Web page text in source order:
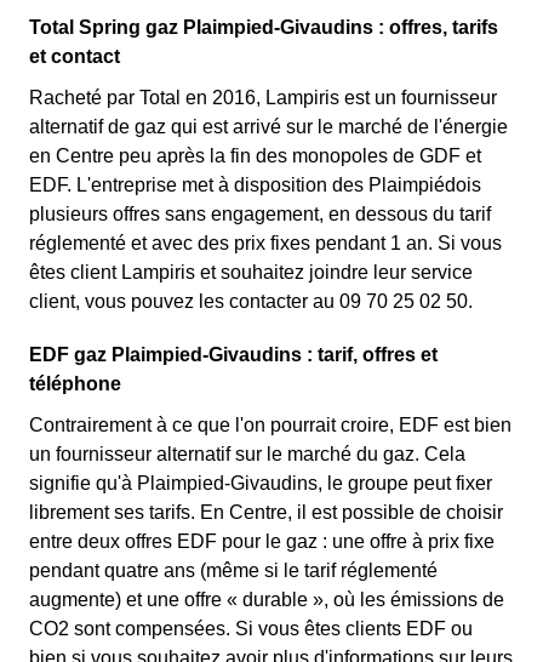
Total Spring gaz Plaimpied-Givaudins : offres, tarifs
et contact
Racheté par Total en 2016, Lampiris est un fournisseur
alternatif de gaz qui est arrivé sur le marché de l'énergie
en Centre peu après la fin des monopoles de GDF et
EDF. L'entreprise met à disposition des Plaimpiédois
plusieurs offres sans engagement, en dessous du tarif
réglementé et avec des prix fixes pendant 1 an. Si vous
êtes client Lampiris et souhaitez joindre leur service
client, vous pouvez les contacter au 09 70 25 02 50.
EDF gaz Plaimpied-Givaudins : tarif, offres et
téléphone
Contrairement à ce que l'on pourrait croire, EDF est bien
un fournisseur alternatif sur le marché du gaz. Cela
signifie qu'à Plaimpied-Givaudins, le groupe peut fixer
librement ses tarifs. En Centre, il est possible de choisir
entre deux offres EDF pour le gaz : une offre à prix fixe
pendant quatre ans (même si le tarif réglementé
augmente) et une offre « durable », où les émissions de
CO2 sont compensées. Si vous êtes clients EDF ou
bien si vous souhaitez avoir plus d'informations sur leurs